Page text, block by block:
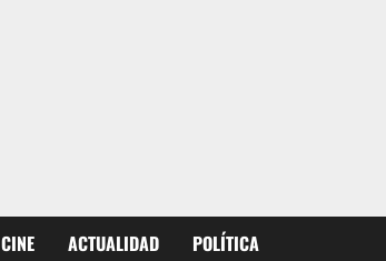
CINE ACTUALIDAD POLÍTICA